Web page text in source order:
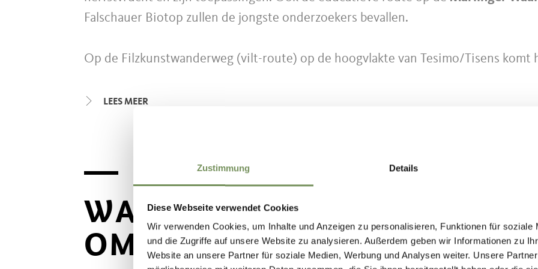
Zustimmung Details
Diese Webseite verwendet Cookies
Wir verwenden Cookies, um Inhalte und Anzeigen zu personalisieren, Funktionen für soziale
und die Zugriffe auf unsere Website zu analysieren. Außerdem geben wir Informationen zu
Website an unsere Partner für soziale Medien, Werbung und Analysen weiter. Unsere
Falschauer Biotop zullen de jongste onderzoekers bevallen.
Op de Filzkunstwanderweg (vilt-route) op de hoogvlakte van Tesimo/Tisens komt
geschikt voor een voettocht met het hele gezin. De hiermee verbonden
ook met de kinderwagen uitstekend begaanbaar. En dan zijn er nog de Irrgarten
de Kränzelhof in het dorp Cermes/Tscherms en de bijzondere wandeling door de
Belevenispaden
Er zijn talrijke belevenispaden voor het hele gezin in Lana en omgeving,
viltkunstwandeling of het leerpad langs de Marlinger waalweg. Deze routes
iedereen toegankelijk. De wandelpaden in het gebied van het dorp zijn ook
LEES MEER
WANDELEN MET KINDEREN
OMGEVIN